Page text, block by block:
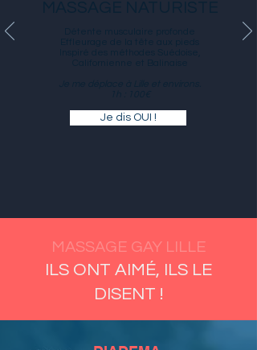
Je dis OUI !
MASSAGE GAY LILLE
ILS ONT AIMÉ, ILS LE
DISENT !